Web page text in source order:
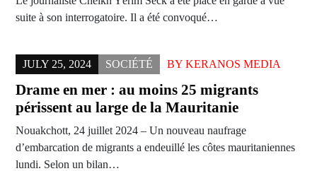
suite à son interrogatoire. Il a été convoqué…
JULY 25, 2024 SOCIÉTÉ BY KERANOS MEDIA
Drame en mer : au moins 25 migrants
périssent au large de la Mauritanie
Nouakchott, 24 juillet 2024 – Un nouveau naufrage
d’embarcation de migrants a endeuillé les côtes mauritaniennes
lundi. Selon un bilan…